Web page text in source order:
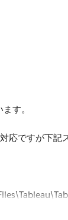
ございます。​
す。
応ですが下記
prep-